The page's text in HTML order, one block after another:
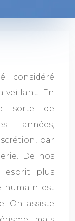
considéré
En
sorte de
années,
par
De nos
esprit plus
humain est
On assiste